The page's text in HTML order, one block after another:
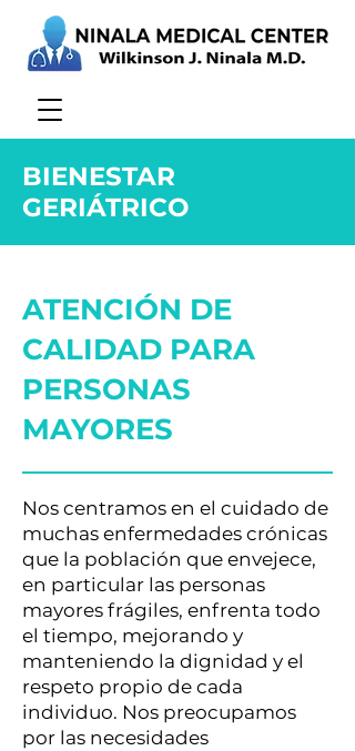
BIENESTAR
GERIÁTRICO
ATENCIÓN DE
CALIDAD PARA
PERSONAS
MAYORES
Nos centramos en el cuidado de
muchas enfermedades crónicas
que la población que envejece,
en particular las personas
mayores frágiles, enfrenta todo
el tiempo, mejorando y
manteniendo la dignidad y el
respeto propio de cada
individuo. Nos preocupamos
por las necesidades